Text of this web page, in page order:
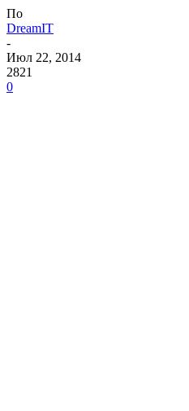
По
DreamIT
-
Июл 22, 2014
2821
0